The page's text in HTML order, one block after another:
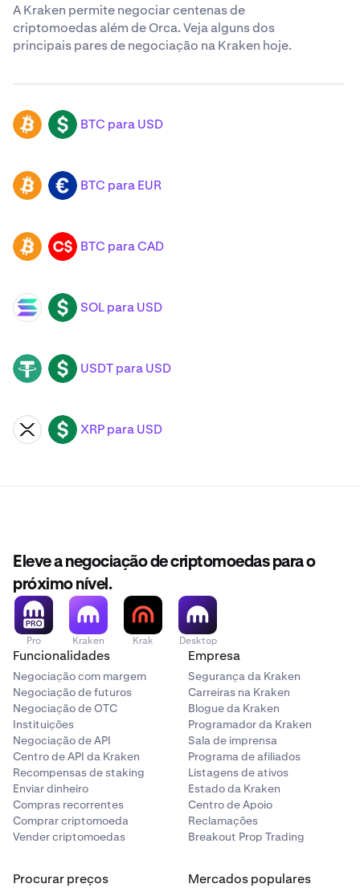
A Kraken permite negociar centenas de
criptomoedas além de Orca. Veja alguns dos
principais pares de negociação na Kraken hoje.
BTC USD BTC para USD
BTC EUR BTC para EUR
BTC CAD BTC para CAD
SOL USD SOL para USD
USDT USD USDT para USD
XRP USD XRP para USD
Eleve a negociação de criptomoedas para o
próximo nível.
Pro Kraken Krak Desktop
Funcionalidades
Negociação com margem
Negociação de futuros
Negociação de OTC
Instituições
Negociação de API
Centro de API da Kraken
Recompensas de staking
Enviar dinheiro
Compras recorrentes
Comprar criptomoeda
Vender criptomoedas
Empresa
Segurança da Kraken
Carreiras na Kraken
Blogue da Kraken
Programador da Kraken
Sala de imprensa
Programa de afiliados
Listagens de ativos
Estado da Kraken
Centro de Apoio
Reclamações
Breakout Prop Trading
Procurar preços Mercados populares